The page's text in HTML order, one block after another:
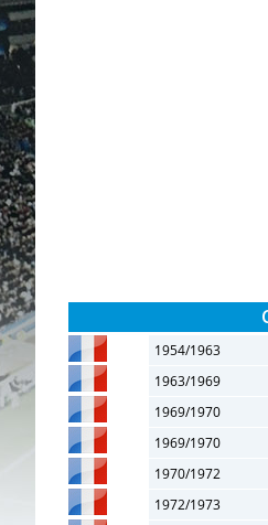
1954/1963
1963/1969
1969/1970
1969/1970
1970/1972
1972/1973